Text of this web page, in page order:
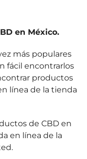
en México.
más populares
fácil encontrarlos
productos
línea de la tienda
de CBD en
en línea de la